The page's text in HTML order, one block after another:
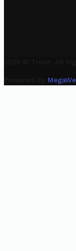
2025 © Trovit. All
Powered By